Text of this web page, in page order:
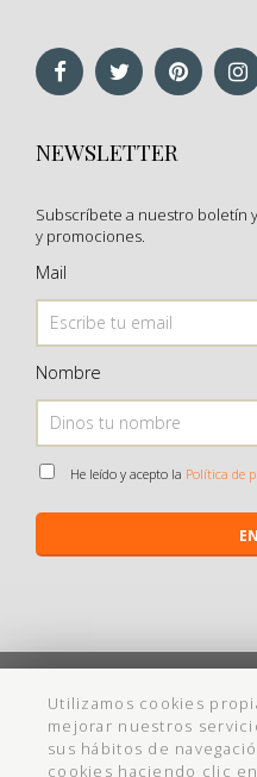
Utilizamos cookies
mejorar nuestros
sus hábitos de
cookies haciendo clic
NEWSLETTER
Subscríbete a nuestro boletín
y promociones.
Mail
Nombre
He leído y acepto la Política de
Maistendencia todos los
Política de Privacidad Aviso Legal